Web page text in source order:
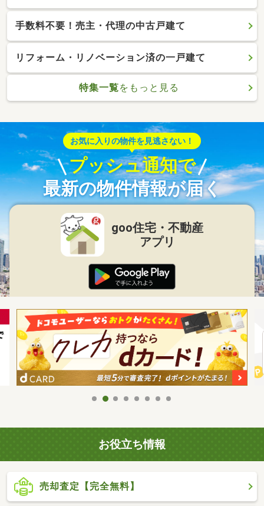
手数料不要！売主・代理の中古戸建て
リフォーム・リノベーション済の一戸建て
特集一覧をもっと見る
お気に入りの物件を見逃さない！
プッシュ通知で
最新の物件情報が届く
goo住宅・不動産
アプリ
お役立ち情報
売却査定【完全無料】